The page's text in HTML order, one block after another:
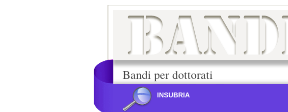
Bandi per dottorati
INSUBRIA